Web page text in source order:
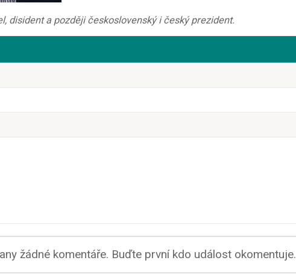
disident a později československý i český prezident.
žádné komentáře. Buďte první kdo událost okomentuje.